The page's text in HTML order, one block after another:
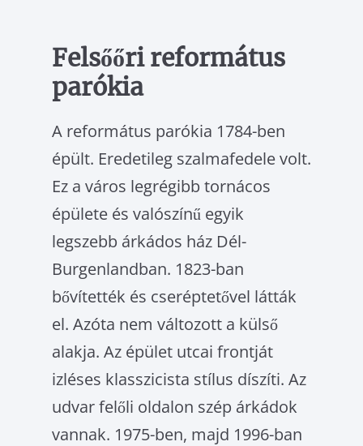
Felsőőri református
parókia
A református parókia 1784-ben
épült. Ere­detileg szalmafedele volt.
Ez a város legré­gibb tornácos
épülete és valószínű egyik
legszebb árkádos ház Dél-
Burgenlandban. 1823-ban
bővítették és cseréptetővel lát­ták
el. Azóta nem változott a külső
alakja. Az épület utcai frontját
izléses klasszicista stílus díszíti. Az
udvar felőli oldalon szép ár­kádok
vannak. 1975-ben, majd 1996-ban